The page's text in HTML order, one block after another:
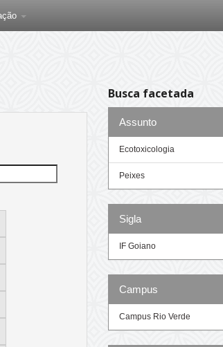
Busca facetada
Assunto
Ecotoxicologia
Peixes
Sigla
IF Goiano
Campus
Campus Rio Verde